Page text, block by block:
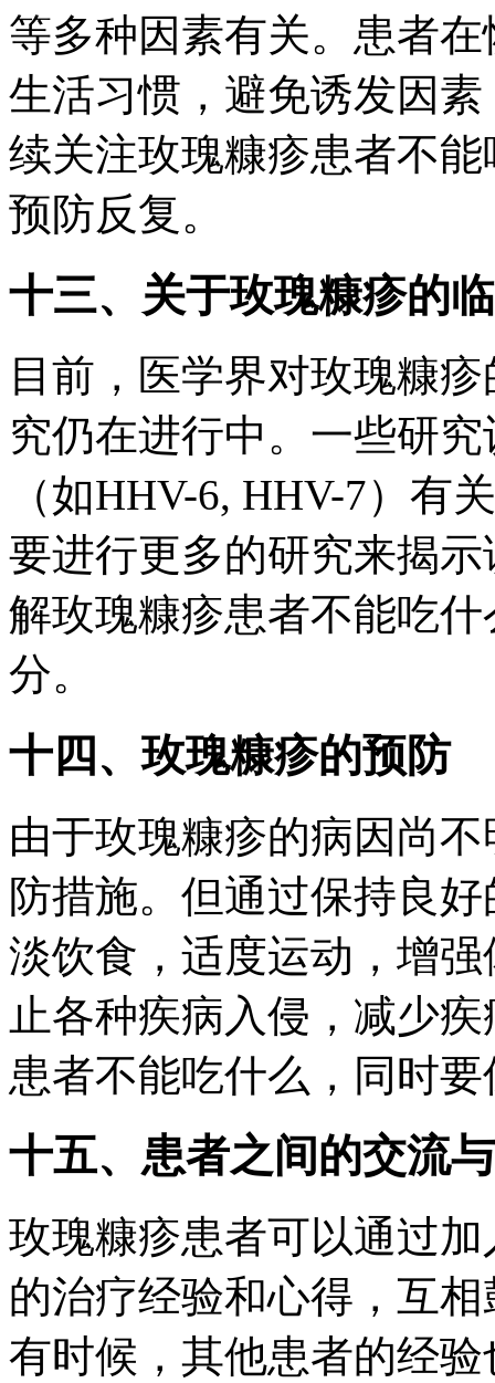
等多种因素有关。患者
生活习惯，避免诱发因
续关注玫瑰糠疹患者不
预防反复。
十三、关于玫瑰糠疹的
目前，医学界对玫瑰糠
究仍在进行中。一些研
（如HHV-6, HHV-7）有
要进行更多的研究来揭
解玫瑰糠疹患者不能吃
分。
十四、玫瑰糠疹的预防
由于玫瑰糠疹的病因尚
防措施。但通过保持良
淡饮食，适度运动，增
止各种疾病入侵，减少
患者不能吃什么，同时
十五、患者之间的交流
玫瑰糠疹患者可以通过
的治疗经验和心得，互
有时候，其他患者的经